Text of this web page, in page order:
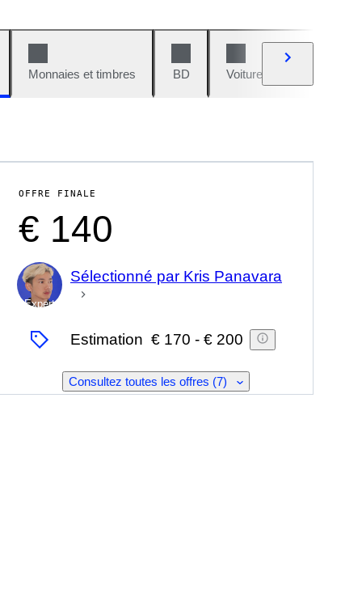
Monnaies et timbres BD Voitures et motos
OFFRE FINALE
€ 140
Expert
Sélectionné par Kris Panavara
Estimation € 170 - € 200
Consultez toutes les offres (7)